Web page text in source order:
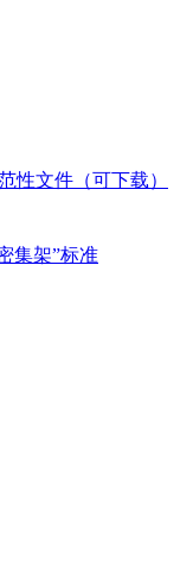
性文件（可下载）
集架”标准